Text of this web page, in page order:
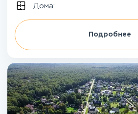
Дома:
Подробнее